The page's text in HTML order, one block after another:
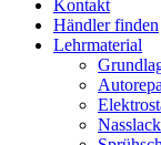
Kontakt
Händler finden
Lehrmaterial